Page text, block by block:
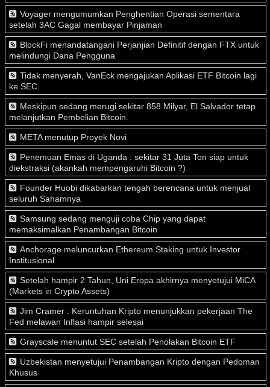
Voyager mengumumkan Penghentian Operasi sementara
setelah 3AC Gagal membayar Pinjaman
BlockFi menandatangani Perjanjian Definitif dengan FTX untuk
melindungi Dana Pengguna
Tidak menyerah, VanEck mengajukan Aplikasi ETF Bitcoin lagi
ke SEC.
Meskipun sedang merugi sekitar 858 Milyar, El Salvador tetap
melanjutkan Pembelian Bitcoin.
META menutup Proyek Novi
Penemuan Emas di Uganda : sekitar 31 Juta Ton siap untuk
diekstraksi (akankah mempengaruhi Bitcoin ?)
Founder Huobi dikabarkan tengah berencana untuk menjual
seluruh Sahamnya
Samsung sedang menguji coba Chip yang dapat
memaksimalkan Penambangan Bitcoin
Anchorage meluncurkan Ethereum Staking untuk Investor
Institusional
Setelah hampir 2 Tahun, Uni Eropa akhirnya menyetujui MiCA
(Markets in Crypto Assets)
Jim Cramer : Keruntuhan Kripto menunjukkan pekerjaan The
Fed melawan Inflasi hampir selesai
Grayscale menuntut SEC setelah Penolakan Bitcoin ETF
Uzbekistan menyetujui Penambangan Kripto dengan Pedoman
Khusus